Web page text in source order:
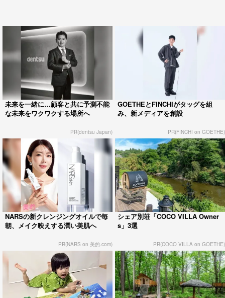
未来を一緒に…顧客と共に予測不能
な未来をワクワクする場所へ
PR(dentsu Japan)
GOETHEとFINCHIがタッグを組
み、新メディアを創設
PR(FINCHI on GOETHE)
NARSの新クレンジングオイルで毎
朝、メイク映えする潤い美肌へ
PR(NARS on 美的.com)
シェア別荘「COCO VILLA Owner
s」3選
PR(COCO VILLA on GOETHE)